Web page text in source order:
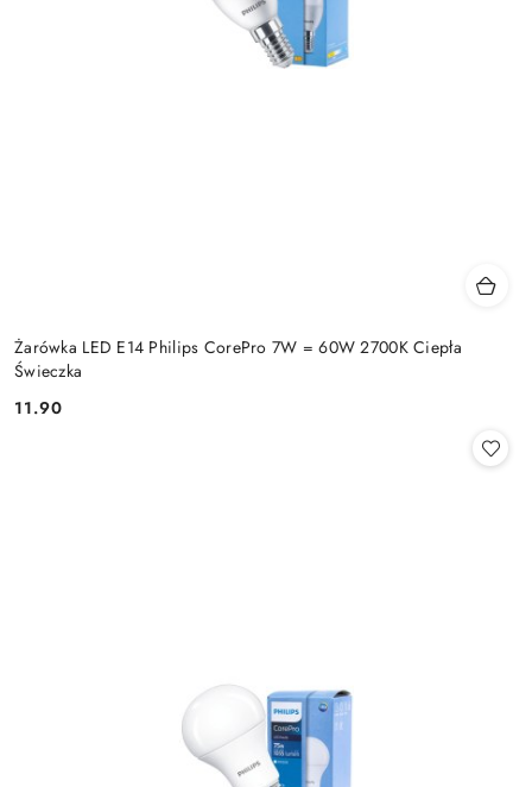
Żarówka LED E14 Philips CorePro 7W = 60W 2700K Ciepła
Świeczka
Cena:
11.90